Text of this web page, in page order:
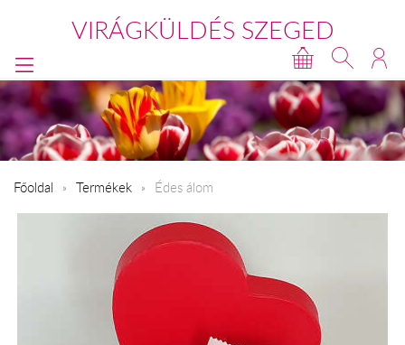
VIRÁGKÜLDÉS SZEGED
Főoldal Termékek Édes álom